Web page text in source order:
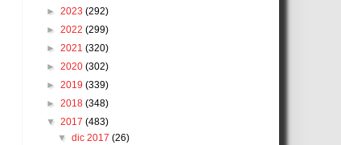
► 2023 (292)
► 2022 (299)
► 2021 (320)
► 2020 (302)
► 2019 (339)
► 2018 (348)
▼ 2017 (483)
▼dic 2017(26)